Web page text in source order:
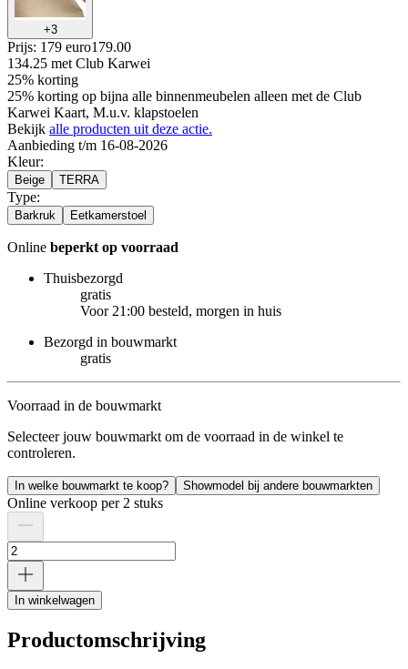
+3
Prijs: 179 euro179.00
134.25 met Club Karwei
25% korting
25% korting op bijna alle binnenmeubelen alleen met de Club
Karwei Kaart, M.u.v. klapstoelen
Bekijk alle producten uit deze actie.
Aanbieding t/m 16-08-2026
Kleur:
Beige TERRA
Type:
Barkruk Eetkamerstoel
Online beperkt op voorraad
Thuisbezorgd
gratis
Voor 21:00 besteld, morgen in huis
Bezorgd in bouwmarkt
gratis
Voorraad in de bouwmarkt
Selecteer jouw bouwmarkt om de voorraad in de winkel te
controleren.
In welke bouwmarkt te koop? Showmodel bij andere bouwmarkten
Online verkoop per 2 stuks
In winkelwagen
Productomschrijving